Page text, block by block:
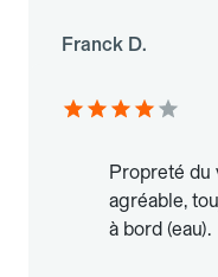
Franck D.
Propreté du
agréable,
à bord (eau).